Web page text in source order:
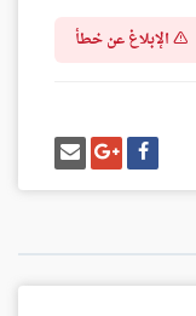
الإبلاغ عن خطأ
شارك
على
فيسبوك
شارك
على
غوغل
بلس
إرسل
إيميل